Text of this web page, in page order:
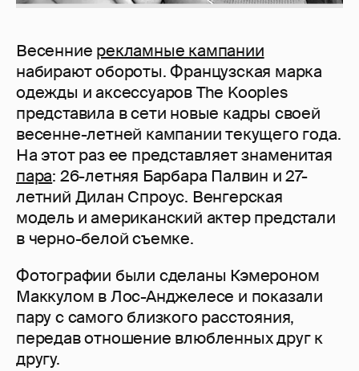
Весенние рекламные кампании
набирают обороты. Французская марка
одежды и аксессуаров The Kooples
представила в сети новые кадры своей
весенне-летней кампании текущего года.
На этот раз ее представляет знаменитая
пара: 26-летняя Барбара Палвин и 27-
летний Дилан Спроус. Венгерская
модель и американский актер предстали
в черно-белой съемке.
Фотографии были сделаны Кэмероном
Маккулом в Лос-Анджелесе и показали
пару с самого близкого расстояния,
передав отношение влюбленных друг к
другу.